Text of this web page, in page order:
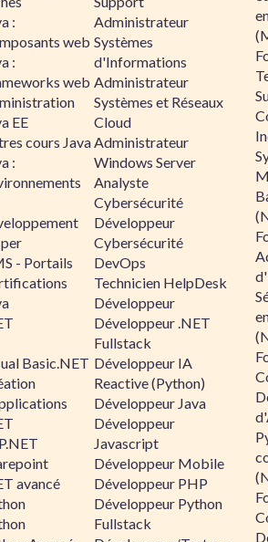
:
web
:
web
EE
cours Java
:
- Portails
Basic.NET
avancé
Administrateur
Systèmes
d'Informations
Administrateur
Systèmes et Réseaux
Cloud
Administrateur
Windows Server
Analyste
Cybersécurité
Développeur
Cybersécurité
DevOps
Technicien HelpDesk
Développeur
Développeur .NET
Fullstack
Développeur IA
Reactive (Python)
Développeur Java
Développeur
Javascript
Développeur Mobile
Développeur PHP
Développeur Python
Fullstack